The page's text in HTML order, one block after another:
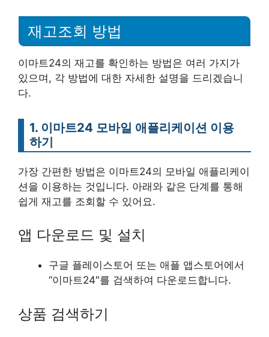
재고조회 방법
이마트24의 재고를 확인하는 방법은 여러 가지가
있으며, 각 방법에 대한 자세한 설명을 드리겠습니
다.
1. 이마트24 모바일 애플리케이션 이용
하기
가장 간편한 방법은 이마트24의 모바일 애플리케이
션을 이용하는 것입니다. 아래와 같은 단계를 통해
쉽게 재고를 조회할 수 있어요.
앱 다운로드 및 설치
구글 플레이스토어 또는 애플 앱스토어에서
“이마트24″를 검색하여 다운로드합니다.
상품 검색하기